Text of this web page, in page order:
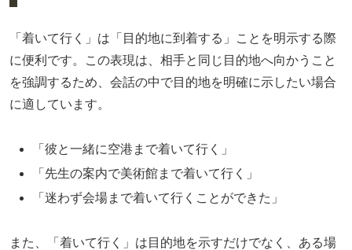
「着いて行く」は「目的地に到着する」ことを明示する際
に便利です。この表現は、相手と同じ目的地へ向かうこと
を強調するため、会話の中で目的地を明確に示したい場合
に適しています。
「彼と一緒に空港まで着いて行く」
「先生の案内で美術館まで着いて行く」
「迷わず会場まで着いて行くことができた」
また、「着いて行く」は目的地を示すだけでなく、ある場